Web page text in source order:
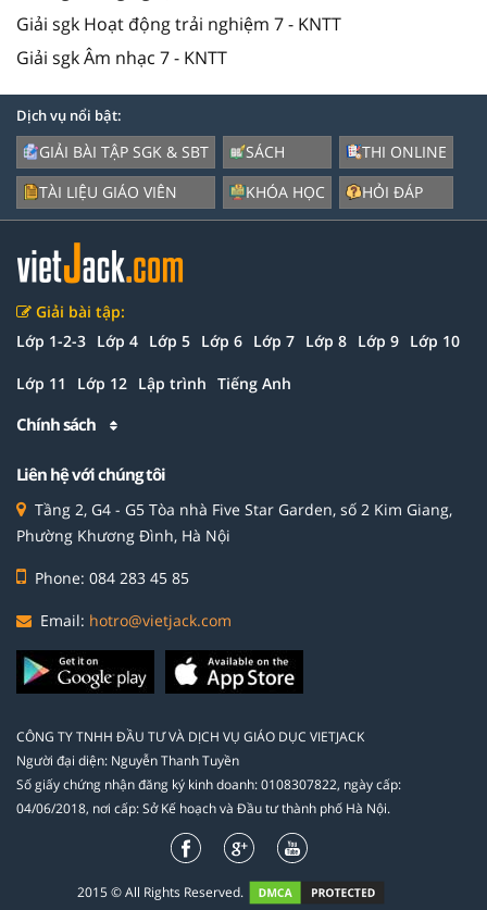
Giải sgk Hoạt động trải nghiệm 7 - KNTT
Giải sgk Âm nhạc 7 - KNTT
Dịch vụ nổi bật:
GIẢI BÀI TẬP SGK & SBT
TÀI LIỆU GIÁO VIÊN
SÁCH
KHÓA HỌC
THI ONLINE
HỎI ĐÁP
Giải bài tập:
Lớp 1-2-3 Lớp 4 Lớp 5 Lớp 6 Lớp 7 Lớp 8 Lớp 9 Lớp 10
Lớp 11 Lớp 12 Lập trình Tiếng Anh
Chính sách
Liên hệ với chúng tôi
Tầng 2, G4 - G5 Tòa nhà Five Star Garden, số 2 Kim Giang,
Phường Khương Đình, Hà Nội
Phone: 084 283 45 85
Email: hotro@vietjack.com
CÔNG TY TNHH ĐẦU TƯ VÀ DỊCH VỤ GIÁO DỤC VIETJACK
Người đại diện: Nguyễn Thanh Tuyền
Số giấy chứng nhận đăng ký kinh doanh: 0108307822, ngày cấp:
04/06/2018, nơi cấp: Sở Kế hoạch và Đầu tư thành phố Hà Nội.
2015 © All Rights Reserved.